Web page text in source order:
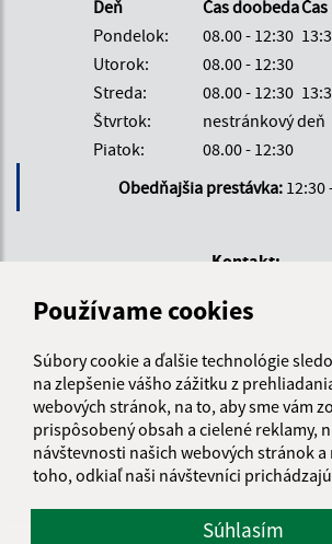
Používame cookies
Súbory cookie a ďalšie technológie
na zlepšenie vášho zážitku z
webových stránok, na to, aby sme vám
prispôsobený obsah a cielené reklamy,
návštevnosti našich webových stránok
toho, odkiaľ naši návštevníci
Súhlasím
Deň
Čas doobeda
Pondelok:
08.00 - 12:30
Utorok:
08.00 - 12:30
Streda:
08.00 - 12:30
Štvrtok:
nestránkový deň
Piatok:
08.00 - 12:30
Obedňajšia prestávka: 12:30
Kontakt:
Obecný úrad Malá
991 08 Lesenice
info@malacalomija.sk
+421 474 894 102
IČO: 00647403